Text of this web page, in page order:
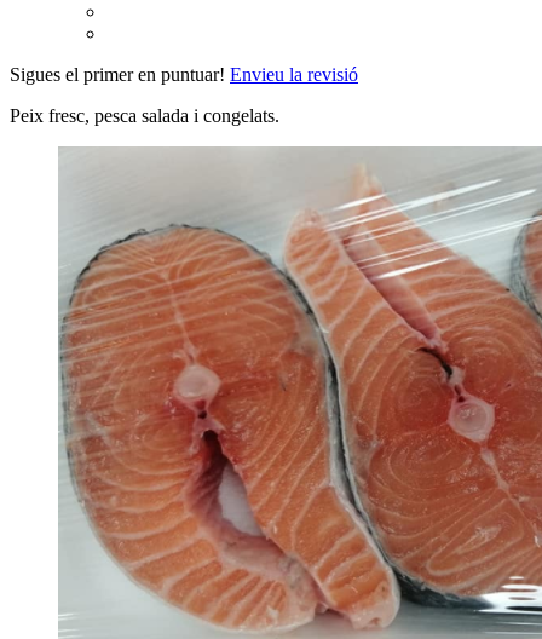
Sigues el primer en puntuar! Envieu la revisió
Peix fresc, pesca salada i congelats.